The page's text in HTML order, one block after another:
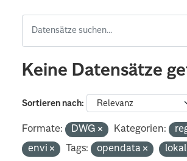
Keine Datensätze
Sortieren nach
Formate: DWG Kategorien:
envi
Tags: opendata